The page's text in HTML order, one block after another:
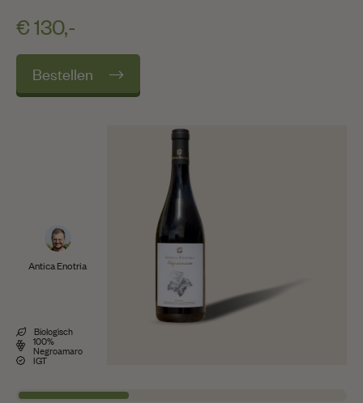
€ 130,-
Bestellen
Antica Enotria
Biologisch
100%
Negroamaro
IGT